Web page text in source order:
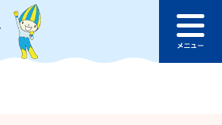
このページの本文へ
ュ